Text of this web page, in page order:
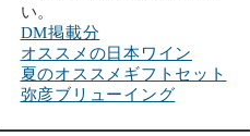
い。
DM掲載分
オススメの日本ワイン
夏のオススメギフトセット
弥彦ブリューイング